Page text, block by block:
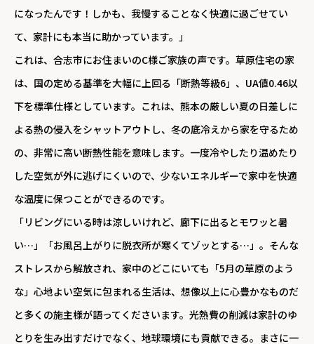
になったんです！しかも、我慢することなく快適に過ごせてい
て、家計にも本当に助かっています。」
これは、合志市にお住まいのC様ご家族の声です。草原住宅の家
は、国の定める基準を大幅に上回る「断熱等級6」、UA値0.46以
下を標準仕様としています。これは、熊本の厳しい夏の日差しに
よる熱の侵入をシャットアウトし、冬の底冷えから家を守るため
の、非常に高い断熱性能を意味します。一度冷やしたり温めたり
した空気が外に逃げにくいので、少ないエネルギーで家中を快適
な温度に保つことができるのです。
「リビングにいる時は涼しいけれど、廊下に出るとモワッと暑
い…」「お風呂上がりに脱衣所が寒くてゾッとする…」。そんな
ストレスから解放され、家中のどこにいても「5月の草原のよう
な」心地よい空気に包まれる生活は、想像以上に心豊かなものだ
と多くの施主様が語ってくださいます。光熱費の削減は家計のゆ
とりを生み出すだけでなく、地球環境にも貢献できる。まさに一